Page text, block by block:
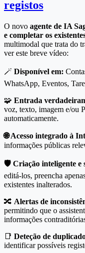
registos
O novo agente de IA
e completar os
multimodal que trata do
ver este breve vídeo:
🪄 Disponível em:
WhatsApp, Eventos,
🧩 Entrada
voz, texto, imagem e/ou
automaticamente.
🌐 Acesso integrado à
informações públicas
🛡️ Criação inteligente e
editá-los, preencha
existentes inalterados.
🔀 Alertas de
permitindo que o
informações
📑 Deteção de
identificar possíveis